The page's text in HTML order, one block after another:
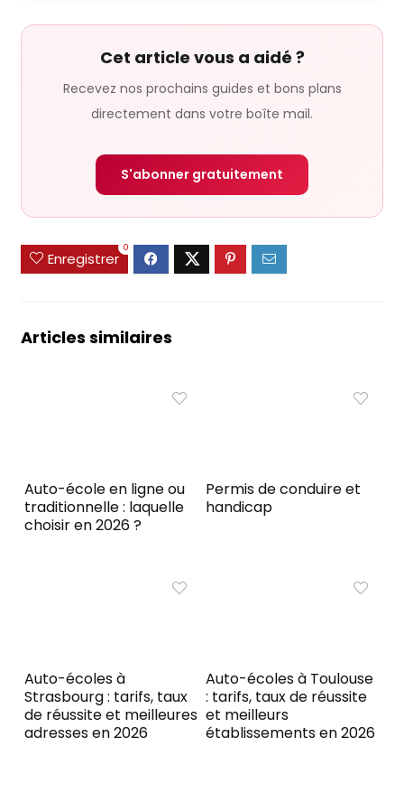
Cet article vous a aidé ?
Recevez nos prochains guides et bons plans
directement dans votre boîte mail.
S'abonner gratuitement
Enregistrer
0
Articles similaires
Auto-école en ligne ou
traditionnelle : laquelle
choisir en 2026 ?
Permis de conduire et
handicap
Auto-écoles à
Strasbourg : tarifs, taux
de réussite et meilleures
adresses en 2026
Auto-écoles à Toulouse
: tarifs, taux de réussite
et meilleurs
établissements en 2026